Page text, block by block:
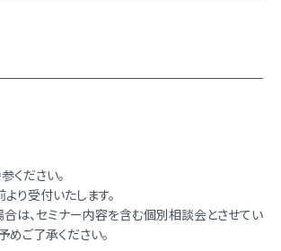
ください。
り受付いたします。
は、セミナー内容を含む個別相談会とさせてい
めご了承ください。